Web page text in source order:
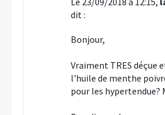
dit :
Bonjour,
Vraiment TRES déçue
l'huile de menthe
pour les hypertendue?